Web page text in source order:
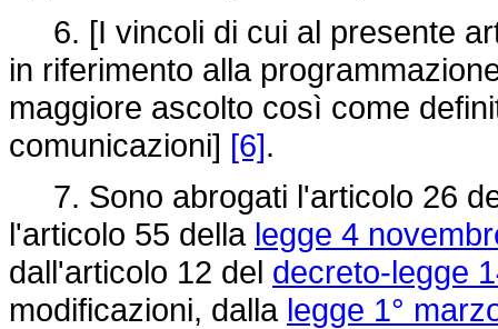
6. [I vincoli di cui al presente
in riferimento alla
maggiore ascolto così come
comunicazioni] [6].
7. Sono abrogati l'articolo 26
l'articolo 55 della legge 4
dall'articolo 12 del decreto-legge
modificazioni, dalla legge 1°